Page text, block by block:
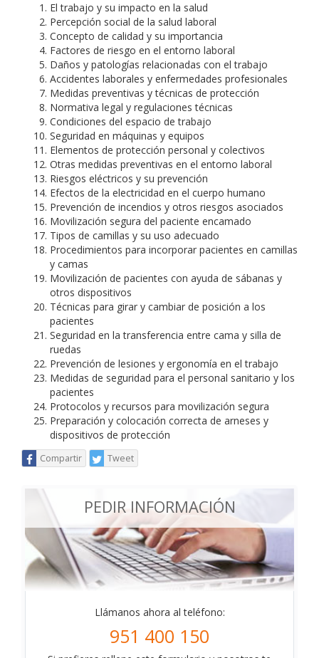
El trabajo y su impacto en la salud
Percepción social de la salud laboral
Concepto de calidad y su importancia
Factores de riesgo en el entorno laboral
Daños y patologías relacionadas con el trabajo
Accidentes laborales y enfermedades profesionales
Medidas preventivas y técnicas de protección
Normativa legal y regulaciones técnicas
Condiciones del espacio de trabajo
Seguridad en máquinas y equipos
Elementos de protección personal y colectivos
Otras medidas preventivas en el entorno laboral
Riesgos eléctricos y su prevención
Efectos de la electricidad en el cuerpo humano
Prevención de incendios y otros riesgos asociados
Movilización segura del paciente encamado
Tipos de camillas y su uso adecuado
Procedimientos para incorporar pacientes en camillas
y camas
Movilización de pacientes con ayuda de sábanas y
otros dispositivos
Técnicas para girar y cambiar de posición a los
pacientes
Seguridad en la transferencia entre cama y silla de
ruedas
Prevención de lesiones y ergonomía en el trabajo
Medidas de seguridad para el personal sanitario y los
pacientes
Protocolos y recursos para movilización segura
Preparación y colocación correcta de arneses y
dispositivos de protección
Compartir Tweet
PEDIR INFORMACIÓN
Llámanos ahora al teléfono:
951 400 150